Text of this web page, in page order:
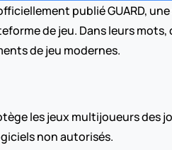
publié GUARD,
de jeu. Dans leurs
de jeu modernes.
les jeux multijoueurs des
non autorisés.